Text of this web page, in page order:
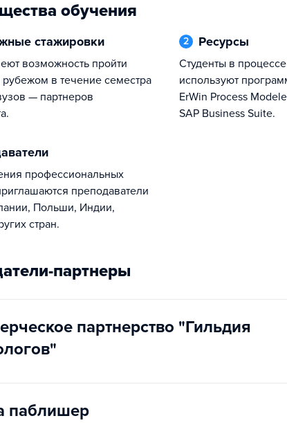
обучения
стажировки
в течение семестра
— партнеров
2 Ресурсы
Студенты в процессе обучения
используют
ErWin Process
SAP Business Suite​.
преподаватели
Польши, Индии,
стран.
партнеры
партнерство "Гильдия
паблишер